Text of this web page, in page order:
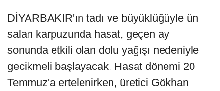
DİYARBAKIR'ın tadı ve büyüklüğüyle ün
salan karpuzunda hasat, geçen ay
sonunda etkili olan dolu yağışı nedeniyle
gecikmeli başlayacak. Hasat dönemi 20
Temmuz'a ertelenirken, üretici Gökhan